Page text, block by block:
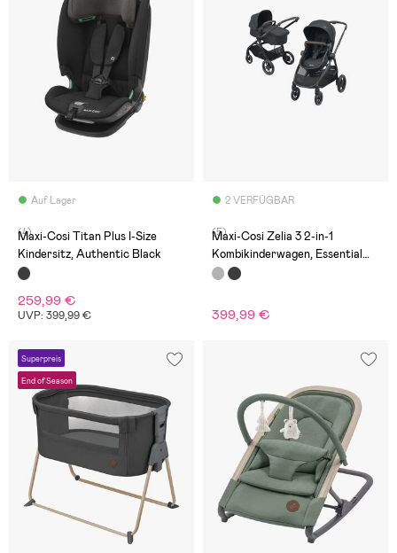
Auf Lager
(4)
Maxi-Cosi Titan Plus I-Size
Kindersitz, Authentic Black
259,99 €
UVP: 399,99 €
2 VERFÜGBAR
(5)
Maxi-Cosi Zelia 3 2-in-1
Kombikinderwagen, Essential
Graphite
399,99 €
Superpreis
End of Season